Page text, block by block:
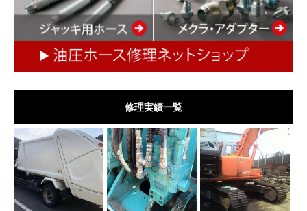
修理実績一覧